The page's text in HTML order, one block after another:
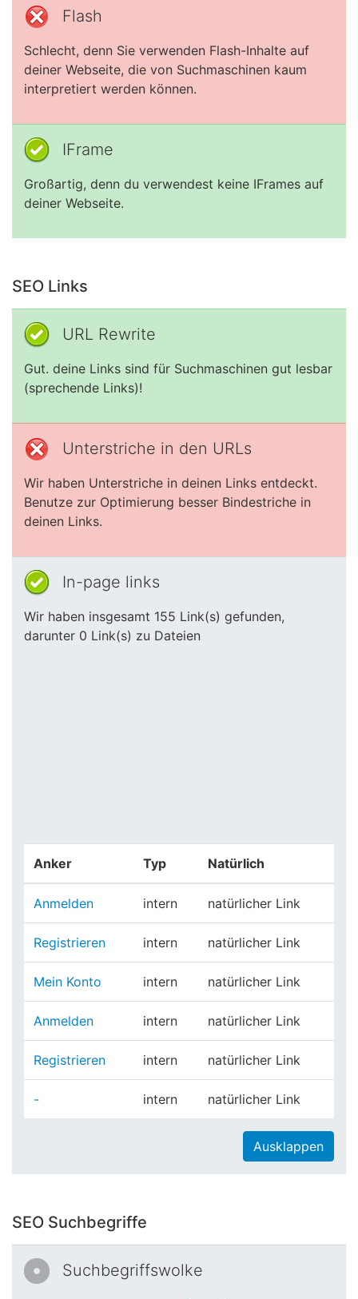
Flash
Schlecht, denn Sie verwenden Flash-Inhalte auf
deiner Webseite, die von Suchmaschinen kaum
interpretiert werden können.
IFrame
Großartig, denn du verwendest keine IFrames auf
deiner Webseite.
SEO Links
URL Rewrite
Gut. deine Links sind für Suchmaschinen gut lesbar
(sprechende Links)!
Unterstriche in den URLs
Wir haben Unterstriche in deinen Links entdeckt.
Benutze zur Optimierung besser Bindestriche in
deinen Links.
In-page links
Wir haben insgesamt 155 Link(s) gefunden,
darunter 0 Link(s) zu Dateien
Anker Typ Natürlich
Anmelden intern natürlicher Link
Registrieren intern natürlicher Link
Mein Konto intern natürlicher Link
Anmelden intern natürlicher Link
Registrieren intern natürlicher Link
- intern natürlicher Link
Ausklappen
SEO Suchbegriffe
Suchbegriffswolke